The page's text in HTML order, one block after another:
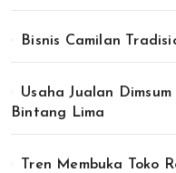
Bisnis Camilan
Usaha Jualan
Bintang Lima
Tren Membuka Toko